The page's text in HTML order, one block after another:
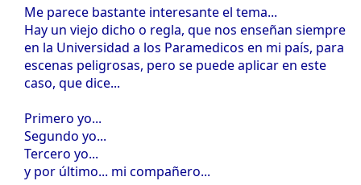
Me parece bastante interesante el tema...
Hay un viejo dicho o regla, que nos enseñan siempre
en la Universidad a los Paramedicos en mi país, para
escenas peligrosas, pero se puede aplicar en este
caso, que dice...
Primero yo...
Segundo yo...
Tercero yo...
y por último... mi compañero...